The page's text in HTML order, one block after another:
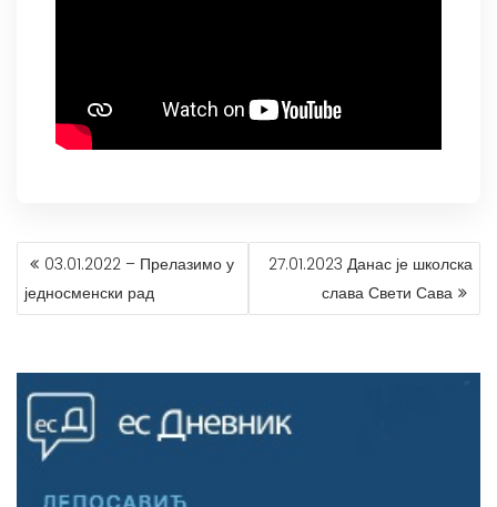
КРЕТАЊЕ
ЧЛАНКА
03.01.2022 – Прелазимо у
једносменски рад
27.01.2023 Данас је школска
слава Свети Сава